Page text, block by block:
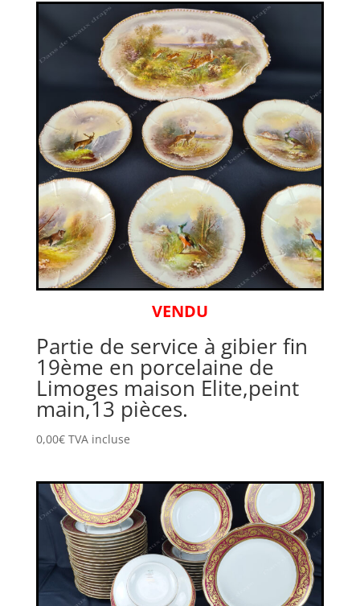
VENDU
Partie de service à gibier fin
19ème en porcelaine de
Limoges maison Elite,peint
main,13 pièces.
0,00€ TVA incluse